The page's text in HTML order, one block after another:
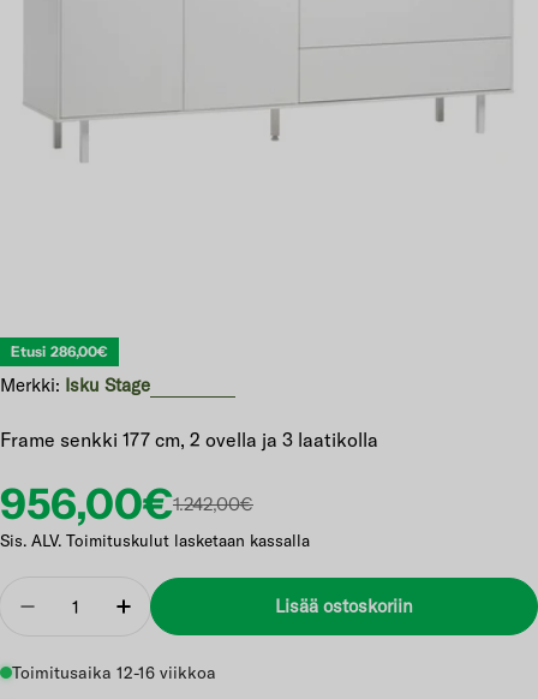
Etusi 286,00€
Merkki: Isku Stage
Frame senkki 177 cm, 2 ovella ja 3 laatikolla
Etuhinta
956,00€
Normaalihinta
1.242,00€
Sis. ALV. Toimituskulut lasketaan kassalla
Vähennä Lisää
Lisää ostoskoriin
Toimitusaika 12-16 viikkoa